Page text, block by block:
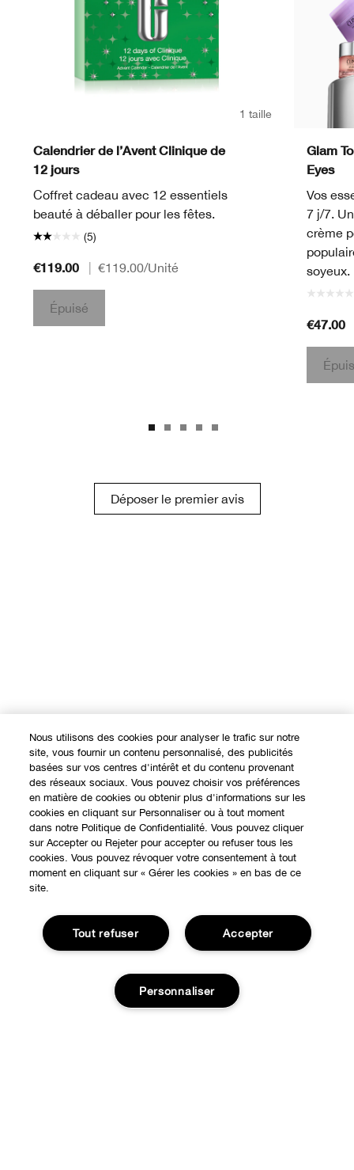
1 taille
Calendrier de l’Avent Clinique de
12 jours
Coffret cadeau avec 12 essentiels
beauté à déballer pour les fêtes.
(5)
€119.00 €119.00/Unité
Épuisé
Glam
Eyes
Vos
7 j/7.
crème
soyeux.
€47.00
Déposer le premier avis
EXPÉRIENCE EN LIGNE
Nous utilisons des cookies pour analyser le trafic sur notre
site, vous fournir un contenu personnalisé, des publicités
basées sur vos centres d'intérêt et du contenu provenant
des réseaux sociaux. Vous pouvez choisir vos préférences
en matière de cookies ou obtenir plus d'informations sur les
cookies en cliquant sur Personnaliser ou à tout moment
dans notre Politique de Confidentialité. Vous pouvez cliquer
sur Accepter ou Rejeter pour accepter ou refuser tous les
cookies. Vous pouvez révoquer votre consentement à tout
moment en cliquant sur « Gérer les cookies » en bas de ce
site.
Accepter
Tout refuser
Personnaliser